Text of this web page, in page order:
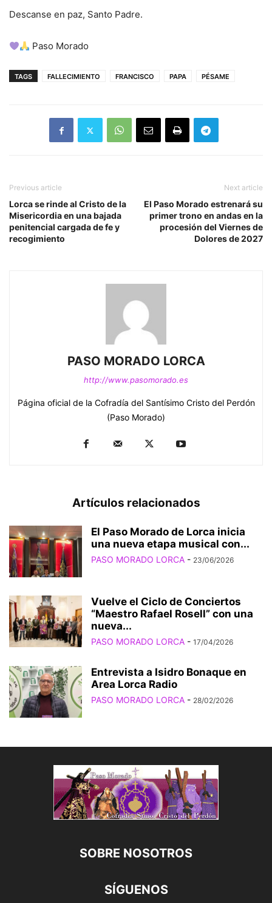
Descanse en paz, Santo Padre.
Paso Morado
TAGS FALLECIMIENTO FRANCISCO PAPA PÉSAME
Previous article
Lorca se rinde al Cristo de la
Misericordia en una bajada
penitencial cargada de fe y
recogimiento
Next article
El Paso Morado estrenará su
primer trono en andas en la
procesión del Viernes de
Dolores de 2027
PASO MORADO LORCA
http://www.pasomorado.es
Página oficial de la Cofradía del Santísimo Cristo del Perdón
(Paso Morado)
Artículos relacionados
El Paso Morado de Lorca inicia
una nueva etapa musical con...
PASO MORADO LORCA - 23/06/2026
Vuelve el Ciclo de Conciertos
“Maestro Rafael Rosell” con una
nueva...
PASO MORADO LORCA - 17/04/2026
Entrevista a Isidro Bonaque en
Area Lorca Radio
PASO MORADO LORCA - 28/02/2026
SOBRE NOSOTROS
SÍGUENOS